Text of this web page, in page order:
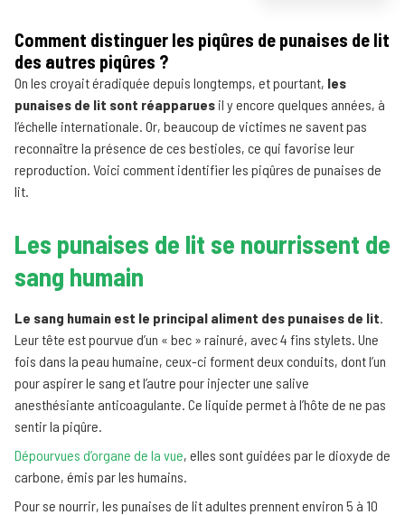
Comment distinguer les piqûres de punaises de lit
des autres piqûres ?
On les croyait éradiquée depuis longtemps, et pourtant, les
punaises de lit sont réapparues il y encore quelques années, à
l’échelle internationale. Or, beaucoup de victimes ne savent pas
reconnaître la présence de ces bestioles, ce qui favorise leur
reproduction. Voici comment identifier les piqûres de punaises de
lit.
Les punaises de lit se nourrissent de
sang humain
Le sang humain est le principal aliment des punaises de lit.
Leur tête est pourvue d’un « bec » rainuré, avec 4 fins stylets. Une
fois dans la peau humaine, ceux-ci forment deux conduits, dont l’un
pour aspirer le sang et l’autre pour injecter une salive
anesthésiante anticoagulante. Ce liquide permet à l’hôte de ne pas
sentir la piqûre.
Dépourvues d’organe de la vue, elles sont guidées par le dioxyde de
carbone, émis par les humains.
Pour se nourrir, les punaises de lit adultes prennent environ 5 à 10